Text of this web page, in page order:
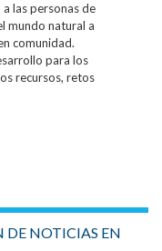
las personas de
mundo natural a
comunidad.
para los
recursos, retos
DE NOTICIAS EN